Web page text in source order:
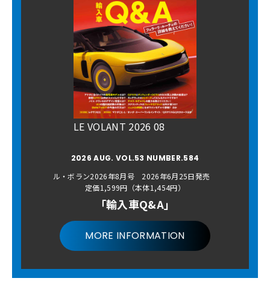
LE VOLANT 2026 08
2026 AUG. VOL.53 NUMBER.584
ル・ボラン2026年8月号 2026年6月25日発売
定価1,599円（本体1,454円）
「輸入車Q&A」
MORE INFORMATION